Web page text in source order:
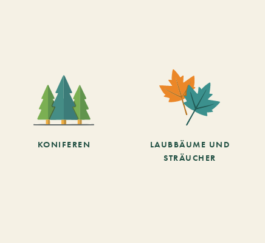
KONIFEREN
LAUBBÄUME UND
STRÄUCHER